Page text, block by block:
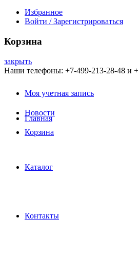
Избранное
Войти / Зарегистрироваться
Корзина
закрыть
Наши телефоны: +7-499-213-28-48 и
Моя учетная запись
Новости
Корзина
Главная
Каталог
Контакты